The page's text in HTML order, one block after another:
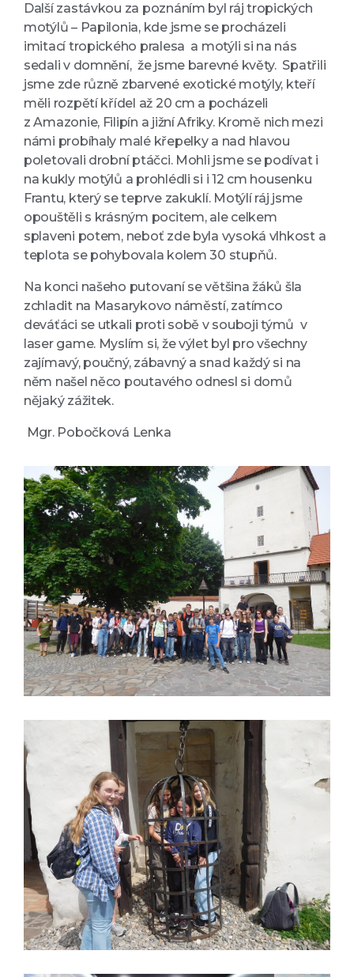
Další zastávkou za poznáním byl ráj tropických
motýlů – Papilonia, kde jsme se procházeli
imitací tropického pralesa a motýli si na nás
sedali v domnění, že jsme barevné květy. Spatřili
jsme zde různě zbarvené exotické motýly, kteří
měli rozpětí křídel až 20 cm a pocházeli
z Amazonie, Filipín a jižní Afriky. Kromě nich mezi
námi probíhaly malé křepelky a nad hlavou
poletovali drobní ptáčci. Mohli jsme se podívat i
na kukly motýlů a prohlédli si i 12 cm housenku
Frantu, který se teprve zakuklí. Motýlí ráj jsme
opouštěli s krásným pocitem, ale celkem
splaveni potem, neboť zde byla vysoká vlhkost a
teplota se pohybovala kolem 30 stupňů.
Na konci našeho putovaní se většina žáků šla
zchladit na Masarykovo náměstí, zatímco
deváťáci se utkali proti sobě v souboji týmů v
laser game. Myslím si, že výlet byl pro všechny
zajímavý, poučný, zábavný a snad každý si na
něm našel něco poutavého odnesl si domů
nějaký zážitek.
Mgr. Pobočková Lenka